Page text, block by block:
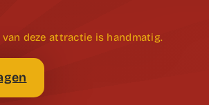
deze attractie is handmatig.